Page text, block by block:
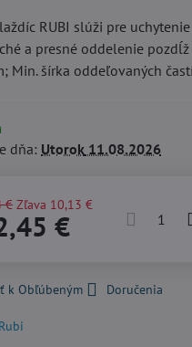
RUBI slúži pre
a presné oddelenie
Min. šírka oddeľovaných
dňa: Utorok 11.08.2026
€ Zľava 10,13 €
€
k Obľúbeným Doručenia
Rubi